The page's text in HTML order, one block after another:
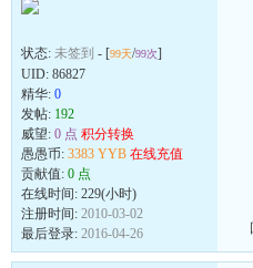
状态: 未签到 - [99天/99次]
UID: 86827
精华: 0
发帖: 192
威望: 0 点 积分转换
愚愚币: 3383 YYB 在线充值
贡献值: 0 点
在线时间: 229(小时)
注册时间: 2010-03-02
最后登录: 2016-04-26